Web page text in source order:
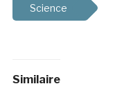
Science
Similaire